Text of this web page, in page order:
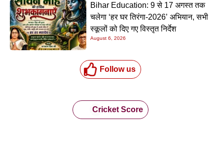
Bihar Education: 9 से 17 अगस्त तक
चलेगा ‘हर घर तिरंगा-2026’ अभियान, सभी
स्कूलों को दिए गए विस्तृत निर्देश
August 6, 2026
Follow us
Cricket Score